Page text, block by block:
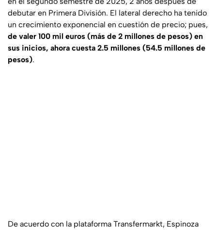
debutar en Primera División. El lateral derecho ha tenido
un crecimiento exponencial en cuestión de precio; pues,
de valer 100 mil euros (más de 2 millones de pesos) en
sus inicios, ahora cuesta 2.5 millones (54.5 millones de
pesos).
De acuerdo con la plataforma Transfermarkt, Espinoza